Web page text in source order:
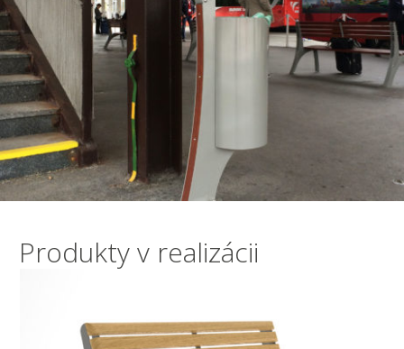
Produkty v realizácii